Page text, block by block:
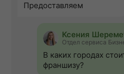
Предоставляем
Ксения
Отдел сервиса
В каких городах
франшизу?